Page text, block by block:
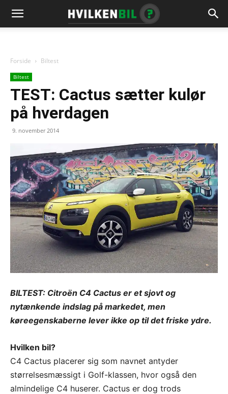
Forside Biltest
Biltest
TEST: Cactus sætter kulør
på hverdagen
9. november 2014
BILTEST: Citroën C4 Cactus er et sjovt og
nytænkende indslag på markedet, men
køreegenskaberne lever ikke op til det friske ydre.
Hvilken bil?
C4 Cactus placerer sig som navnet antyder
størrelsesmæssigt i Golf-klassen, hvor også den
almindelige C4 huserer. Cactus er dog trods